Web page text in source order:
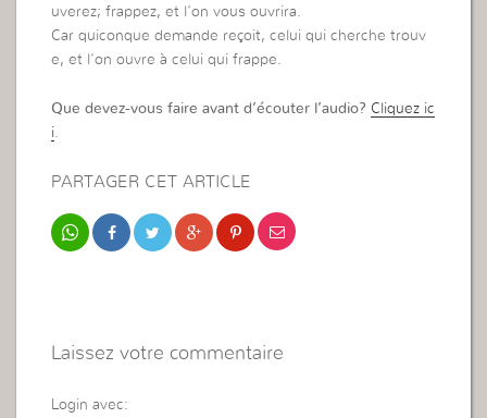
uverez; frappez, et l’on vous ouvrira.
Car quiconque demande reçoit, celui qui cherche trouv
e, et l’on ouvre à celui qui frappe.
Que devez-vous faire avant d’écouter l’audio? Cliquez ic
i
PARTAGER CET ARTICLE
Laissez votre commentaire
Login avec: